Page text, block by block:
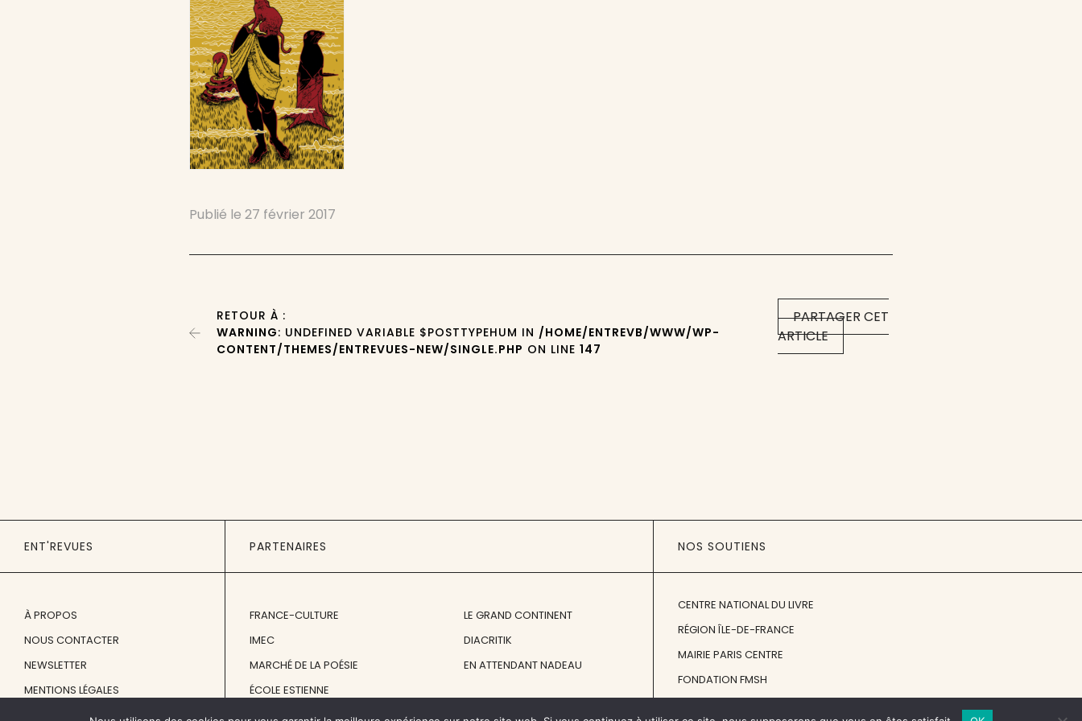
Publié le27 février 2017
PARTAGER CET
ARTICLE
RETOUR À :
WARNING: UNDEFINED VARIABLE $POSTTYPEHUM IN /HOME/ENTREVB/WWW/WP-
CONTENT/THEMES/ENTREVUES-NEW/SINGLE.PHP ON LINE147
ENT'REVUES
À PROPOS
NOUS CONTACTER
NEWSLETTER
MENTIONS LÉGALES
PARTENAIRES
FRANCE-CULTURE
IMEC
MARCHÉ DE LA POÉSIE
ÉCOLE ESTIENNE
LE GRAND CONTINENT
DIACRITIK
EN ATTENDANT NADEAU
NOS SOUTIENS
CENTRE NATIONAL DU LIVRE
RÉGION ÎLE-DE-FRANCE
MAIRIE PARIS CENTRE
FONDATION FMSH